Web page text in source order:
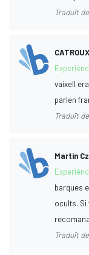
Traduït
vaixell
parlen
Traduït
Martin
barques
ocults. Si
Traduït